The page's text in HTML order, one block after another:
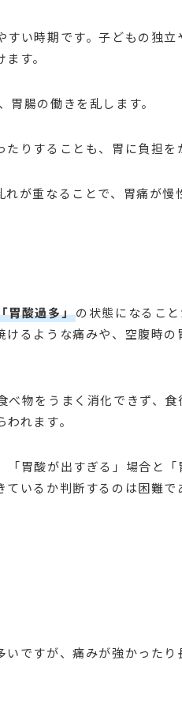
い時期です。子どもの独
す。
胃腸の働きを乱します。
りすることも、胃に負担を
が重なることで、胃痛が慢
胃酸過多」の状態になるこ
るような痛みや、空腹時
べ物をうまく消化できず、
れます。
胃酸が出すぎる」場合と
いるか判断するのは困難
ですが、痛みが強かったり